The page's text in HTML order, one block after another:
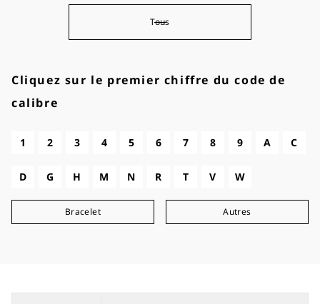
Tous
Cliquez sur le premier chiffre du code de
calibre
1 2 3 4 5 6 7 8 9 A C
D G H M N R T V W
Bracelet Autres